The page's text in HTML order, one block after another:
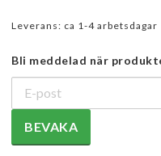
Leverans: ca 1-4 arbetsdagar
Bli meddelad när
BEVAKA